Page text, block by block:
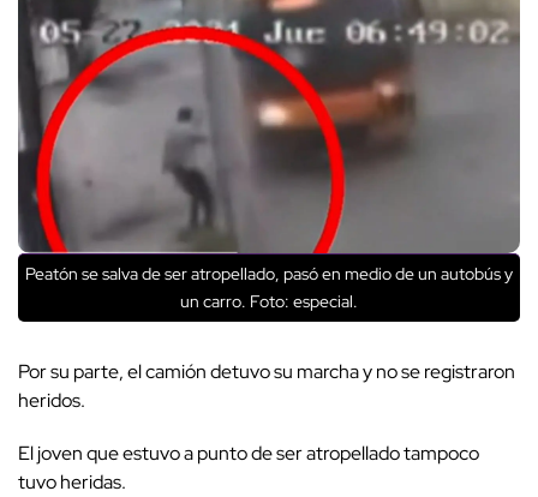
Peatón se salva de ser atropellado, pasó en medio de un autobús y
un carro. Foto: especial.
Por su parte, el camión detuvo su marcha y no se registraron
heridos.
El joven que estuvo a punto de ser atropellado tampoco
tuvo heridas.